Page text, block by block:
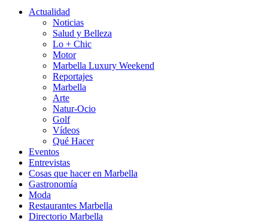
Actualidad
Noticias
Salud y Belleza
Lo + Chic
Motor
Marbella Luxury Weekend
Reportajes
Marbella
Arte
Natur-Ocio
Golf
Vídeos
Qué Hacer
Eventos
Entrevistas
Cosas que hacer en Marbella
Gastronomía
Moda
Restaurantes Marbella
Directorio Marbella